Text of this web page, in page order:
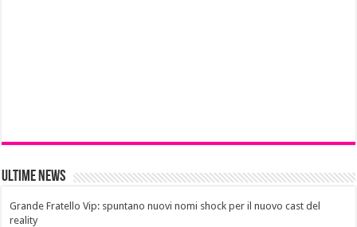
Ultime News
Grande Fratello Vip: spuntano nuovi nomi shock per il nuovo cast del
reality